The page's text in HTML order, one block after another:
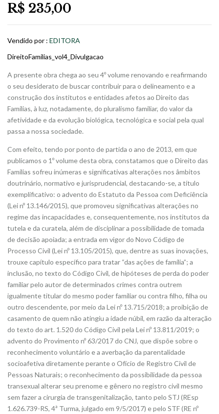
R$ 235,00
Vendido por : EDITORA
DireitoFamilias_vol4_Divulgacao
A presente obra chega ao seu 4º volume renovando e reafirmando
o seu desiderato de buscar contribuir para o delineamento e a
construção dos institutos e entidades afetos ao Direito das
Famílias, à luz, notadamente, do pluralismo familiar, do valor da
afetividade e da evolução biológica, tecnológica e social pela qual
passa a nossa sociedade.
Com efeito, tendo por ponto de partida o ano de 2013, em que
publicamos o 1º volume desta obra, constatamos que o Direito das
Famílias sofreu inúmeras e significativas alterações nos âmbitos
doutrinário, normativo e jurisprudencial, destacando-se, a título
exemplificativo: o advento do Estatuto da Pessoa com Deficiência
(Lei nº 13.146/2015), que promoveu significativas alterações no
regime das incapacidades e, consequentemente, nos institutos da
tutela e da curatela, além de disciplinar a possibilidade de tomada
de decisão apoiada; a entrada em vigor do Novo Código de
Processo Civil (Lei nº 13.105/2015), que, dentre as suas inovações,
trouxe capítulo específico para tratar “das ações de família”; a
inclusão, no texto do Código Civil, de hipóteses de perda do poder
familiar pelo autor de determinados crimes contra outrem
igualmente titular do mesmo poder familiar ou contra filho, filha ou
outro descendente, por meio da Lei nº 13.715/2018; a proibição de
casamento de quem não atingiu a idade núbil, em razão da alteração
do texto do art. 1.520 do Código Civil pela Lei nº 13.811/2019; o
advento do Provimento nº 63/2017 do CNJ, que dispõe sobre o
reconhecimento voluntário e a averbação da parentalidade
socioafetiva diretamente perante o Ofício de Registro Civil de
Pessoas Naturais; o reconhecimento da possibilidade da pessoa
transexual alterar seu prenome e gênero no registro civil mesmo
sem fazer a cirurgia de transgenitalização, tanto pelo STJ (REsp
1.626.739-RS, 4ª Turma, julgado em 9/5/2017) e pelo STF (RE nº